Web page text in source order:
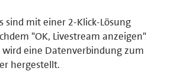
sind mit einer 2-Klick-Lösung
"OK, Livestream anzeigen"
eine Datenverbindung zum
hergestellt.